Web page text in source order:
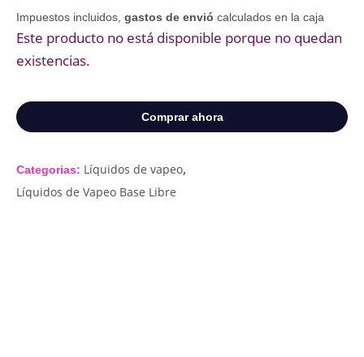
Impuestos incluidos, gastos de envió calculados en la caja
Este producto no está disponible porque no quedan
existencias.
Comprar ahora
Categorias: Líquidos de vapeo,
Líquidos de Vapeo Base Libre